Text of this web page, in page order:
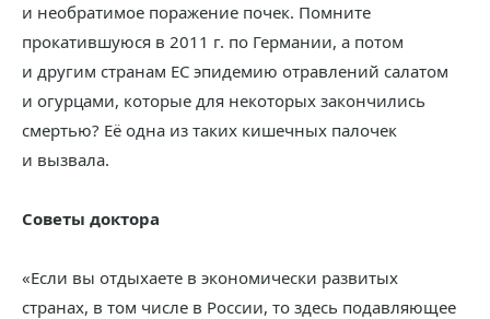
и необратимое поражение почек. Помните
прокатившуюся в 2011 г. по Германии, а потом
и другим странам ЕС эпидемию отравлений салатом
и огурцами, которые для некоторых закончились
смертью? Её одна из таких кишечных палочек
и вызвала.
Cоветы доктора
«Если вы отдыхаете в экономически развитых
странах, в том числе в России, то здесь подавляющее